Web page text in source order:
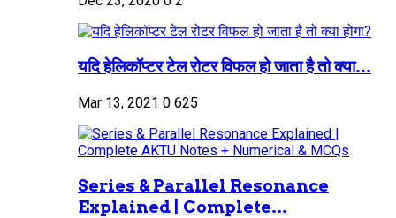
यदि हेलिकॉप्टर टेल रोटर विफल हो जाता है तो क्या...
Mar 13, 2021 0 625
Series & Parallel Resonance
Explained | Complete...